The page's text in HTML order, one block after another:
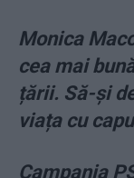
Monica
cea mai
țării. Să-și
viața cu
Campania